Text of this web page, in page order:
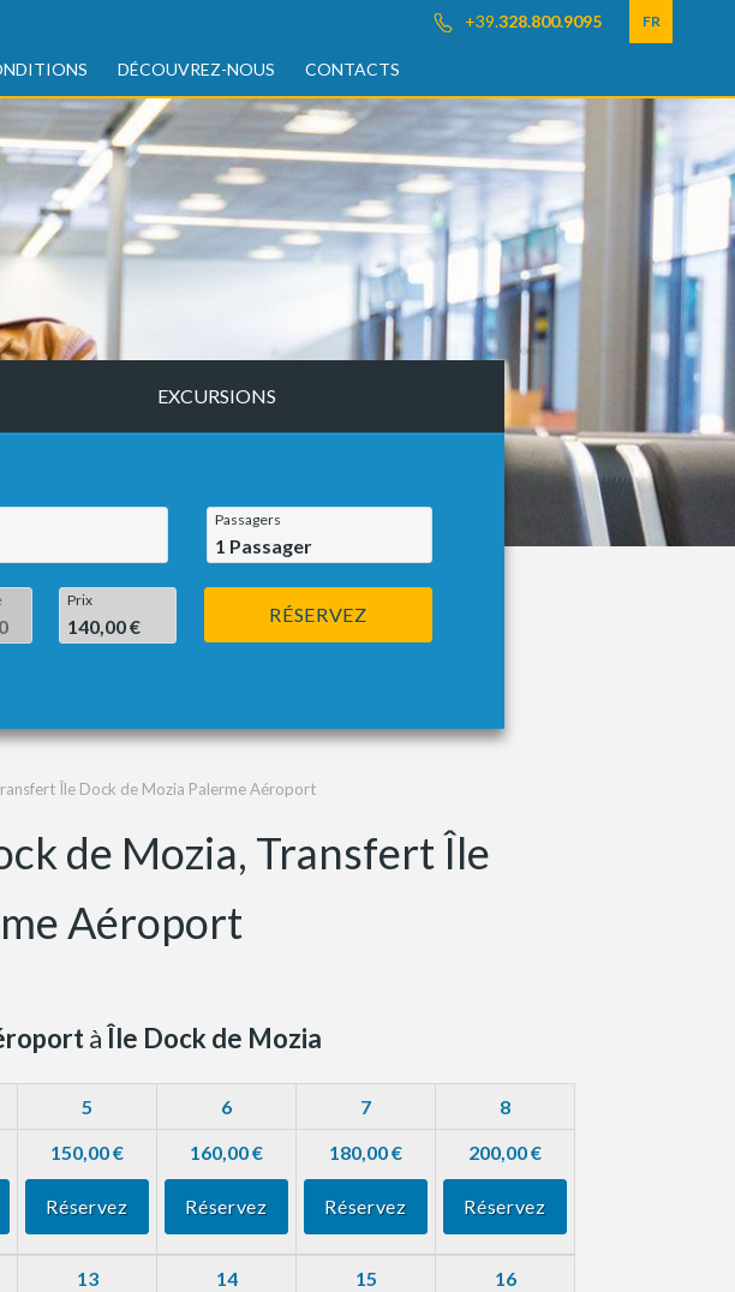
+39.328.800.9095 FR
DÉCOUVREZ-NOUS CONTACTS
EXCURSIONS
Passagers
1 Passager
Prix
140,00 €
RÉSERVEZ
Île Dock de Mozia Palerme Aéroport
de Mozia, Transfert Île
Aéroport
à Île Dock de Mozia
5 6 7 8
150,00 €
Réservez
160,00 €
Réservez
180,00 €
Réservez
200,00 €
Réservez
13 14 15 16